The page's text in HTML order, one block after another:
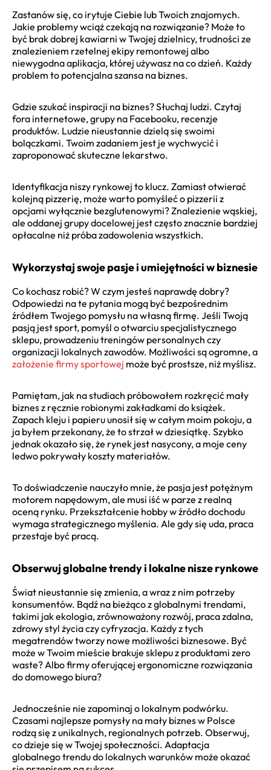
Zastanów się, co irytuje Ciebie lub Twoich znajomych.
Jakie problemy wciąż czekają na rozwiązanie? Może to
być brak dobrej kawiarni w Twojej dzielnicy, trudności ze
znalezieniem rzetelnej ekipy remontowej albo
niewygodna aplikacja, której używasz na co dzień. Każdy
problem to potencjalna szansa na biznes.
Gdzie szukać inspiracji na biznes? Słuchaj ludzi. Czytaj
fora internetowe, grupy na Facebooku, recenzje
produktów. Ludzie nieustannie dzielą się swoimi
bolączkami. Twoim zadaniem jest je wychwycić i
zaproponować skuteczne lekarstwo.
Identyfikacja niszy rynkowej to klucz. Zamiast otwierać
kolejną pizzerię, może warto pomyśleć o pizzerii z
opcjami wyłącznie bezglutenowymi? Znalezienie wąskiej,
ale oddanej grupy docelowej jest często znacznie bardziej
opłacalne niż próba zadowolenia wszystkich.
Wykorzystaj swoje pasje i umiejętności w biznesie
Co kochasz robić? W czym jesteś naprawdę dobry?
Odpowiedzi na te pytania mogą być bezpośrednim
źródłem Twojego pomysłu na własną firmę. Jeśli Twoją
pasją jest sport, pomyśl o otwarciu specjalistycznego
sklepu, prowadzeniu treningów personalnych czy
organizacji lokalnych zawodów. Możliwości są ogromne, a
założenie firmy sportowej może być prostsze, niż myślisz.
Pamiętam, jak na studiach próbowałem rozkręcić mały
biznes z ręcznie robionymi zakładkami do książek.
Zapach kleju i papieru unosił się w całym moim pokoju, a
ja byłem przekonany, że to strzał w dziesiątkę. Szybko
jednak okazało się, że rynek jest nasycony, a moje ceny
ledwo pokrywały koszty materiałów.
To doświadczenie nauczyło mnie, że pasja jest potężnym
motorem napędowym, ale musi iść w parze z realną
oceną rynku. Przekształcenie hobby w źródło dochodu
wymaga strategicznego myślenia. Ale gdy się uda, praca
przestaje być pracą.
Obserwuj globalne trendy i lokalne nisze rynkowe
Świat nieustannie się zmienia, a wraz z nim potrzeby
konsumentów. Bądź na bieżąco z globalnymi trendami,
takimi jak ekologia, zrównoważony rozwój, praca zdalna,
zdrowy styl życia czy cyfryzacja. Każdy z tych
megatrendów tworzy nowe możliwości biznesowe. Być
może w Twoim mieście brakuje sklepu z produktami zero
waste? Albo firmy oferującej ergonomiczne rozwiązania
do domowego biura?
Jednocześnie nie zapominaj o lokalnym podwórku.
Czasami najlepsze pomysły na mały biznes w Polsce
rodzą się z unikalnych, regionalnych potrzeb. Obserwuj,
co dzieje się w Twojej społeczności. Adaptacja
globalnego trendu do lokalnych warunków może okazać